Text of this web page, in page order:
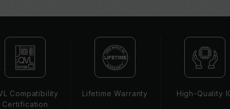
EXPO（AMD），内存将以 SPD 默认频率
低)。此为正常行为，并非产品瑕疵。
XMP 3.0 / EXPO 需由使用者手动启用，部分主
板可能无法达到标示频率，最终运行频率受限于系
统设定。
非 JEDEC 标准规范，可能影响系统稳定性。若因
Compatibility
Certification
Lifetime Warranty High-Quality